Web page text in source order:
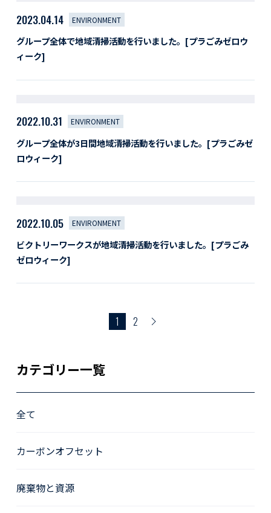
2023.04.14 ENVIRONMENT
グループ全体で地域清掃活動を行いました。[プラごみゼロウ
ィーク]
2022.10.31 ENVIRONMENT
グループ全体が3日間地域清掃活動を行いました。[プラごみゼ
ロウィーク]
2022.10.05 ENVIRONMENT
ビクトリーワークスが地域清掃活動を行いました。[プラごみ
ゼロウィーク]
1 2
カテゴリー一覧
全て
カーボンオフセット
廃棄物と資源